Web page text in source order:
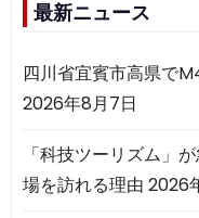
最新ニュース
四川省宜賓市高県で
2026年8月7日
「科技ツーリズム」
場を訪れる理由 2026